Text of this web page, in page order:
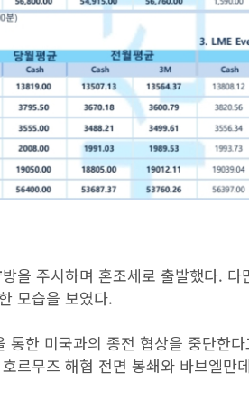
을 주시하며 혼조세로 출발했다.
모습을 보였다.
통한 미국과의 종전 협상을 중단한
르무즈 해협 전면 봉쇄와 바브엘만